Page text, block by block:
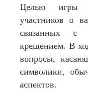
Целью игры
участников о
связанных с
крещением. В
вопросы,
символики,
аспектов.